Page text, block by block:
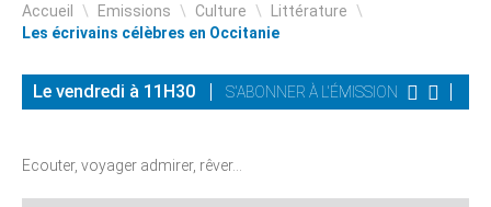
Accueil \ Emissions \ Culture \ Littérature \
Les écrivains célèbres en Occitanie
Le vendredi à 11H30 S'ABONNER À L'ÉMISSION
Ecouter, voyager admirer, rêver...